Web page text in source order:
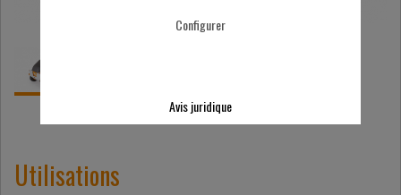
Utilisations
Configurer
Avis juridique